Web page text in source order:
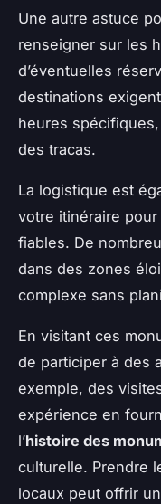
Une autre astuce
renseigner sur les
d’éventuelles
destinations
heures
des tracas.
La logistique est
votre itinéraire
fiables. De
dans des zones
complexe sans
En visitant ces
de participer à des
exemple, des
expérience en
l’histoire des
culturelle. Prendre
locaux peut offrir